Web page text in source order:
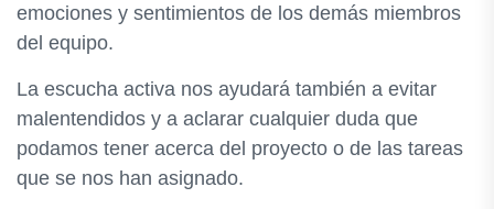
emociones y sentimientos de los demás miembros
del equipo.
La escucha activa nos ayudará también a evitar
malentendidos y a aclarar cualquier duda que
podamos tener acerca del proyecto o de las tareas
que se nos han asignado.